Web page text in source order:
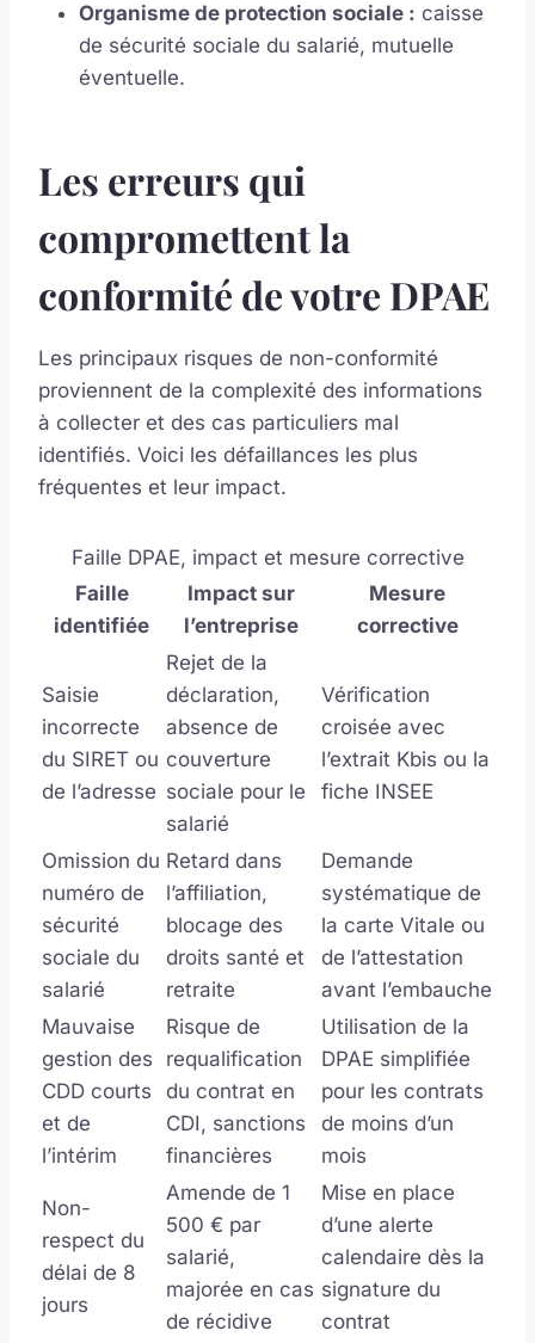
Organisme de protection sociale : caisse
de sécurité sociale du salarié, mutuelle
éventuelle.
Les erreurs qui
compromettent la
conformité de votre DPAE
Les principaux risques de non-conformité
proviennent de la complexité des informations
à collecter et des cas particuliers mal
identifiés. Voici les défaillances les plus
fréquentes et leur impact.
Faille DPAE, impact et mesure corrective
Faille
identifiée
Impact sur
l’entreprise
Mesure
corrective
Saisie
incorrecte
du SIRET ou
de l’adresse
Rejet de la
déclaration,
absence de
couverture
sociale pour le
salarié
Vérification
croisée avec
l’extrait Kbis ou la
fiche INSEE
Omission du
numéro de
sécurité
sociale du
salarié
Retard dans
l’affiliation,
blocage des
droits santé et
retraite
Demande
systématique de
la carte Vitale ou
de l’attestation
avant l’embauche
Mauvaise
gestion des
CDD courts
et de
l’intérim
Risque de
requalification
du contrat en
CDI, sanctions
financières
Utilisation de la
DPAE simplifiée
pour les contrats
de moins d’un
mois
Non-
respect du
délai de 8
jours
Amende de 1
500 € par
salarié,
majorée en cas
de récidive
Mise en place
d’une alerte
calendaire dès la
signature du
contrat